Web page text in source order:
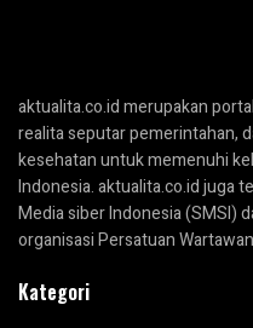
aktualita.co.id merupakan
realita seputar pemerintahan,
kesehatan untuk memenuhi
Indonesia. aktualita.co.id juga
Media siber Indonesia (SMSI)
organisasi Persatuan
Kategori